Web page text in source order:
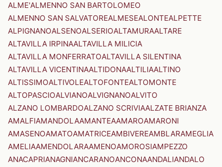
ALME'ALMENNO SAN BARTOLOMEO
ALMENNO SAN SALVATOREALMESEALONTEALPETTE
ALPIGNANOALSENOALSERIOALTAMURAALTARE
ALTAVILLA IRPINAALTAVILLA MILICIA
ALTAVILLA MONFERRATOALTAVILLA SILENTINA
ALTAVILLA VICENTINAALTIDONAALTILIAALTINO
ALTISSIMOALTIVOLEALTOFONTEALTOMONTE
ALTOPASCIOALVIANOALVIGNANOALVITO
ALZANO LOMBARDOALZANO SCRIVIAALZATE BRIANZA
AMALFIAMANDOLAAMANTEAAMAROAMARONI
AMASENOAMATOAMATRICEAMBIVEREAMBLARAMEGLIA
AMELIAAMENDOLARAAMENOAMOROSIAMPEZZO
ANACAPRIANAGNIANCARANOANCONAANDALIANDALO